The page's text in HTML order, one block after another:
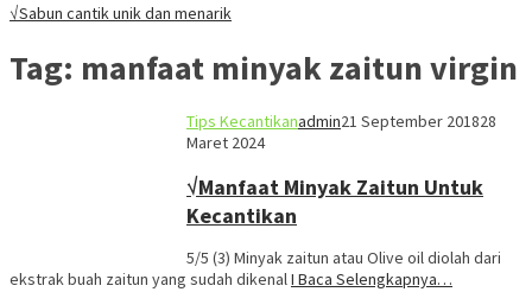
√Sabun cantik unik dan menarik
Tag: manfaat minyak zaitun virgin
Tips Kecantikanadmin21 September 201828
Maret 2024
√Manfaat Minyak Zaitun Untuk
Kecantikan
5/5 (3) Minyak zaitun atau Olive oil diolah dari
ekstrak buah zaitun yang sudah dikenalI Baca Selengkapnya…